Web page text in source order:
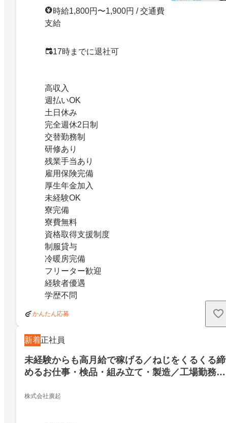
時給1,800円〜1,900円 / 交通費
支給
17時までに退社可
高収入
週払いOK
土日休み
完全週休2日制
交替勤務制
研修あり
残業手当あり
雇用保険完備
厚生年金加入
未経験OK
寮完備
寮費無料
資格取得支援制度
制服貸与
冷暖房完備
フリーター歓迎
経験者優遇
学歴不問
かんたん応募
新着正社員
未経験からも高月給で稼げる／ねじをくるくる締
めるお仕事・検品・組み立て・製造／工場勤務／
株式会社廣起